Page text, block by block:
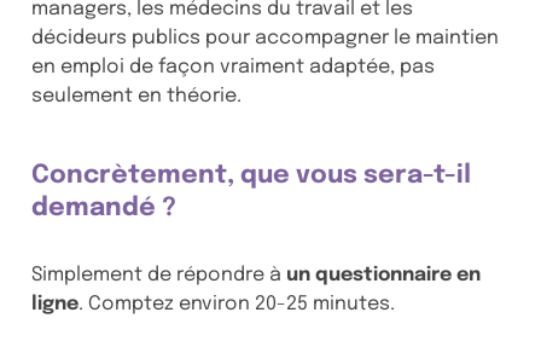
managers, les médecins du travail et les
décideurs publics pour accompagner le maintien
en emploi de façon vraiment adaptée, pas
seulement en théorie.
Concrètement, que vous sera-t-il
demandé ?
Simplement de répondre à un questionnaire en
ligne. Comptez environ 20-25 minutes.